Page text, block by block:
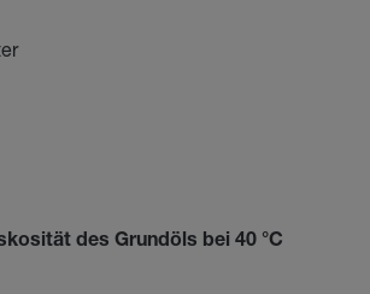
des Grundöls bei 40 °C